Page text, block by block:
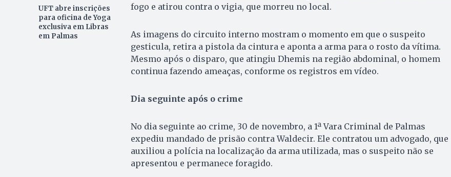
UFT abre inscrições
para oficina de Yoga
exclusiva em Libras
em Palmas
fogo e atirou contra o vigia, que morreu no local.
As imagens do circuito interno mostram o momento em que o suspeito
gesticula, retira a pistola da cintura e aponta a arma para o rosto da vítima.
Mesmo após o disparo, que atingiu Dhemis na região abdominal, o homem
continua fazendo ameaças, conforme os registros em vídeo.
Dia seguinte após o crime
No dia seguinte ao crime, 30 de novembro, a 1ª Vara Criminal de Palmas
expediu mandado de prisão contra Waldecir. Ele contratou um advogado, que
auxiliou a polícia na localização da arma utilizada, mas o suspeito não se
apresentou e permanece foragido.